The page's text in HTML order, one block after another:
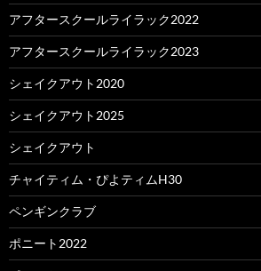
アフタースクールライラック2022
アフタースクールライラック2023
シェイクアウト2020
シェイクアウト2025
シェイクアウト
チャイティム・ぴよティムH30
ペンギンクラブ
ポニート2022